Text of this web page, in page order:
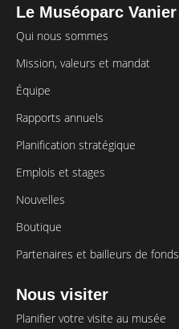
Le Muséoparc Vanier
Qui nous sommes
Mission, valeurs et mandat
Équipe
Rapports annuels
Planification stratégique
Emplois et stages
Nouvelles
Boutique
Partenaires et bailleurs de fonds
Nous visiter
Planifier votre visite au musée